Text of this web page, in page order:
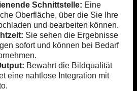
Schnittstelle: Eine
Oberfläche, über die Sie Ihre
und bearbeiten können.
Sie sehen die Ergebnisse
sofort und können bei Bedarf
Bewahrt die Bildqualität
eine nahtlose Integration mit